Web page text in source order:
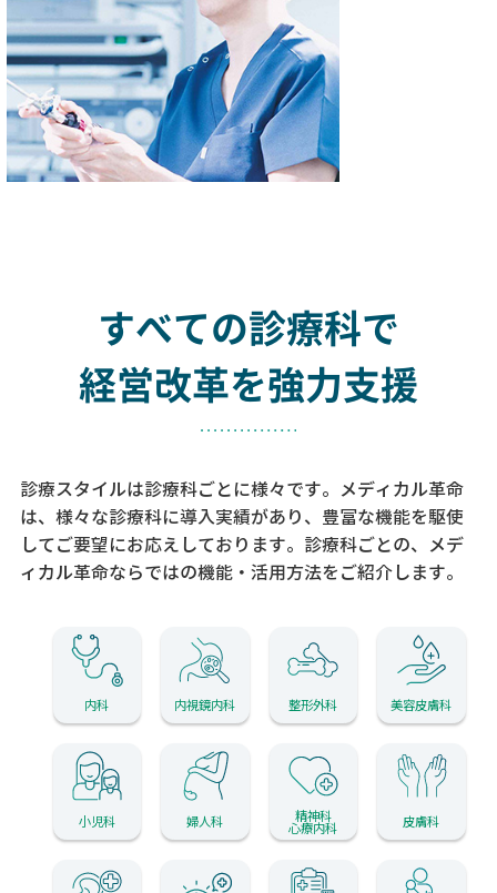
すべての診療科で
経営改革を強力支援
診療スタイルは診療科ごとに様々です。メディカル革命
は、様々な診療科に導入実績があり、 豊富な機能を駆使
してご要望にお応えしております。 診療科ごとの、メデ
ィカル革命ならではの機能・活用方法をご紹介します。
内科 内視鏡内科 整形外科 美容皮膚科
小児科 婦人科 精神科
心療内科 皮膚科